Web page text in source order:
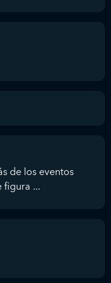
de los eventos
figura ...